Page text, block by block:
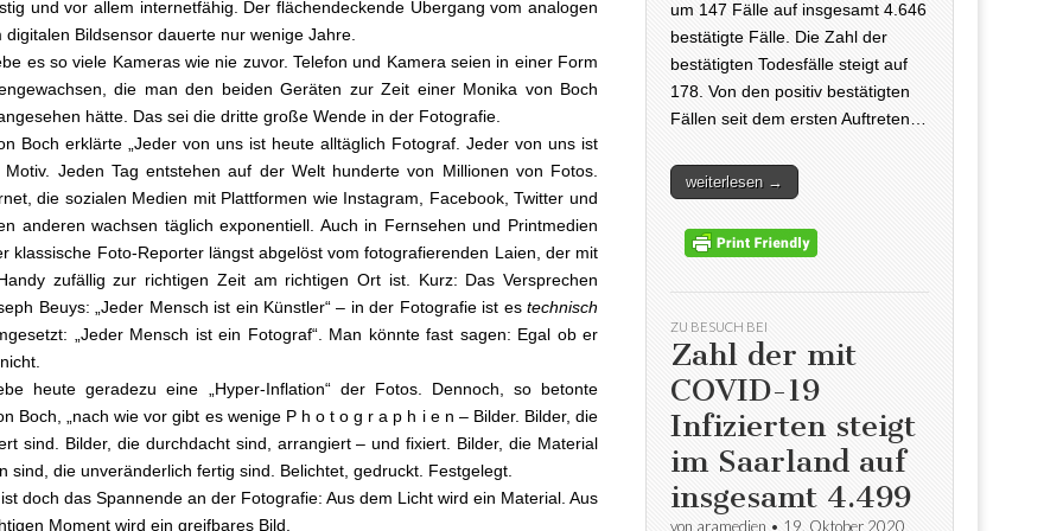
und vor allem internetfähig. Der flächendeckende Übergang vom analogen
digitalen Bildsensor dauerte nur wenige Jahre.
es so viele Kameras wie nie zuvor. Telefon und Kamera seien in einer Form
die man den beiden Geräten zur Zeit einer Monika von Boch
hätte. Das sei die dritte große Wende in der Fotografie.
Boch erklärte „Jeder von uns ist heute alltäglich Fotograf. Jeder von uns ist
Motiv. Jeden Tag entstehen auf der Welt hunderte von Millionen von Fotos.
die sozialen Medien mit Plattformen wie Instagram, Facebook, Twitter und
anderen wachsen täglich exponentiell. Auch in Fernsehen und Printmedien
klassische Foto-Reporter längst abgelöst vom fotografierenden Laien, der mit
zufällig zur richtigen Zeit am richtigen Ort ist. Kurz: Das Versprechen
Beuys: „Jeder Mensch ist ein Künstler“ – in der Fotografie ist es technisch
„Jeder Mensch ist ein Fotograf“. Man könnte fast sagen: Egal ob er
heute geradezu eine „Hyper-Inflation“ der Fotos. Dennoch, so betonte
Boch, „nach wie vor gibt es wenige P h o t o g r a p h i e n – Bilder. Bilder, die
sind. Bilder, die durchdacht sind, arrangiert – und fixiert. Bilder, die Material
sind, die unveränderlich fertig sind. Belichtet, gedruckt. Festgelegt.
doch das Spannende an der Fotografie: Aus dem Licht wird ein Material. Aus
Moment wird ein greifbares Bild.
um 147 Fälle auf insgesamt 4.646
bestätigte Fälle. Die Zahl der
bestätigten Todesfälle steigt auf
178. Von den positiv bestätigten
Fällen seit dem ersten Auftreten…
weiterlesen →
ZU BESUCH BEI
Zahl der mit
COVID-19
Infizierten steigt
im Saarland auf
insgesamt 4.499
von aramedien • 19. Oktober 2020